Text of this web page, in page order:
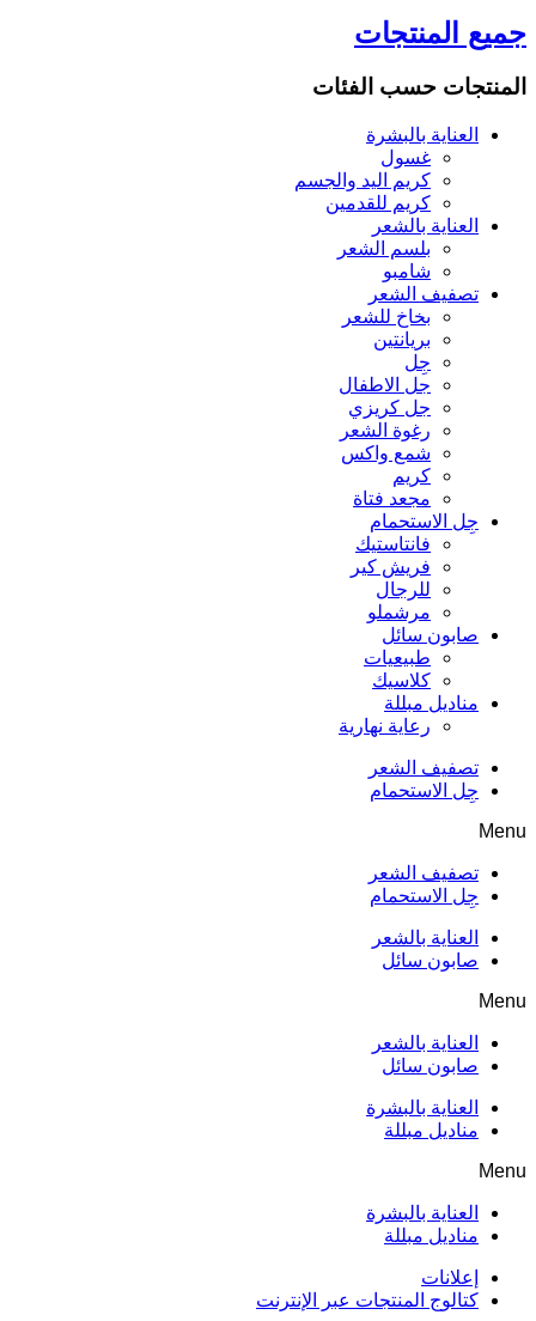
جميع المنتجات
المنتجات حسب الفئات
العناية بالبشرة
غسول
كريم اليد والجسم
كريم للقدمين
العناية بالشعر
بلسم الشعر
شامبو
تصفيف الشعر
بخاخ للشعر
بريانتين
جِل
جل الاطفال
جل كريزي
رغوة الشعر
شمع واكس
كريم
مجعد فتاة
جِل الاستحمام
فانتاستيك
فريش كير
للرجال
مرشملو
صابون سائل
طبيعيات
كلاسيك
مناديل مبللة
رعاية نهارية
تصفيف الشعر
جِل الاستحمام
Menu
تصفيف الشعر
جِل الاستحمام
العناية بالشعر
صابون سائل
Menu
العناية بالشعر
صابون سائل
العناية بالبشرة
مناديل مبللة
Menu
العناية بالبشرة
مناديل مبللة
إعلانات
كتالوج المنتجات عبر الإنترنت